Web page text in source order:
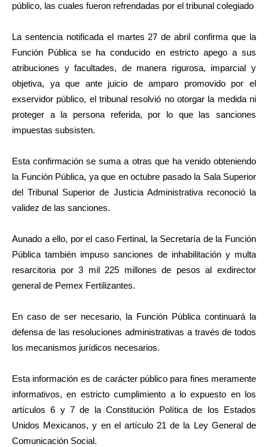
público, las cuales fueron refrendadas por el tribunal colegiado
La sentencia notificada el martes 27 de abril confirma que la
Función Pública se ha conducido en estricto apego a sus
atribuciones y facultades, de manera rigurosa, imparcial y
objetiva, ya que ante juicio de amparo promovido por el
exservidor público, el tribunal resolvió no otorgar la medida ni
proteger a la persona referida, por lo que las sanciones
impuestas subsisten.
Esta confirmación se suma a otras que ha venido obteniendo
la Función Pública, ya que en octubre pasado la Sala Superior
del Tribunal Superior de Justicia Administrativa reconoció la
validez de las sanciones.
Aunado a ello, por el caso Fertinal, la Secretaría de la Función
Pública también impuso sanciones de inhabilitación y multa
resarcitoria por 3 mil 225 millones de pesos al exdirector
general de Pemex Fertilizantes.
En caso de ser necesario, la Función Pública continuará la
defensa de las resoluciones administrativas a través de todos
los mecanismos jurídicos necesarios.
Esta información es de carácter público para fines meramente
informativos, en estricto cumplimiento a lo expuesto en los
artículos 6 y 7 de la Constitución Política de los Estados
Unidos Mexicanos, y en el artículo 21 de la Ley General de
Comunicación Social.